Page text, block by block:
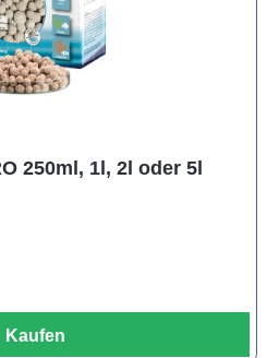
250ml, 1l, 2l oder 5l
Kaufen